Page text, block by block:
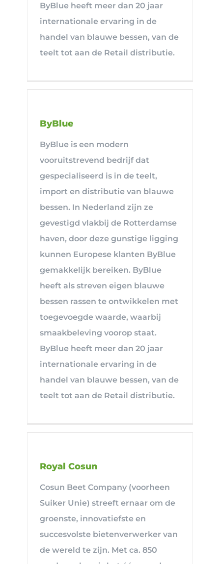
ByBlue heeft meer dan 20 jaar
internationale ervaring in de
handel van blauwe bessen, van de
teelt tot aan de Retail distributie.
ByBlue
ByBlue is een modern
vooruitstrevend bedrijf dat
gespecialiseerd is in de teelt,
import en distributie van blauwe
bessen. In Nederland zijn ze
gevestigd vlakbij de Rotterdamse
haven, door deze gunstige ligging
kunnen Europese klanten ByBlue
gemakkelijk bereiken. ByBlue
heeft als streven eigen blauwe
bessen rassen te ontwikkelen met
toegevoegde waarde, waarbij
smaakbeleving voorop staat.
ByBlue heeft meer dan 20 jaar
internationale ervaring in de
handel van blauwe bessen, van de
teelt tot aan de Retail distributie.
Royal Cosun
Cosun Beet Company (voorheen
Suiker Unie) streeft ernaar om de
groenste, innovatiefste en
succesvolste bietenverwerker van
de wereld te zijn. Met ca. 850